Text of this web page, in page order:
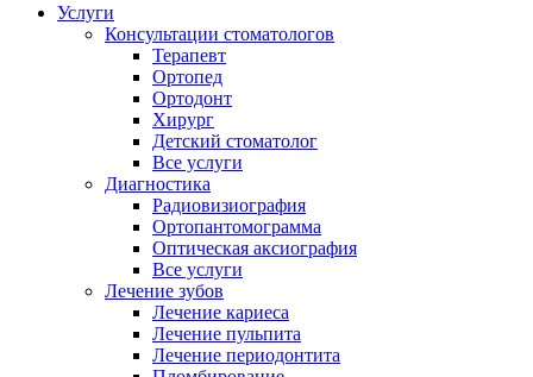
Услуги
Консультации стоматологов
Терапевт
Ортопед
Ортодонт
Хирург
Детский стоматолог
Все услуги
Диагностика
Радиовизиография
Ортопантомограмма
Оптическая аксиография
Все услуги
Лечение зубов
Лечение кариеса
Лечение пульпита
Лечение периодонтита